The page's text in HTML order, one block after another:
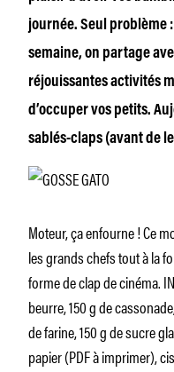
journée. Seul problème
semaine, on partage
réjouissantes activités
d’occuper vos petits.
sablés-claps (avant de
Moteur, ça enfourne ! Ce
les grands chefstout à la
forme de clap de cinéma.
beurre, 150 g de
de farine, 150 g de sucre
papier (PDF à imprimer),